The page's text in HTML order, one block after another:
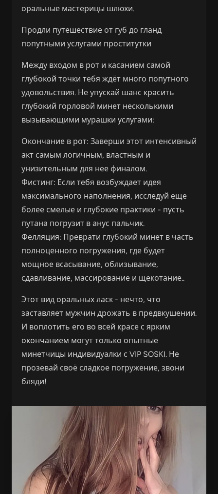
оральные мастерицы шлюхи.
Продли путешествие от губ до гланд
попутными услугами проститутки
Между входом в рот и касанием самой
глубокой точки тебя ждёт много попутного
удовольствия. Не упускай шанс красить
глубокий горловой минет несколькими
вызывающими мурашки услугами:
Окончание в рот: Заверши этот интенсивный
акт самым логичным, властным и
унизительным для нее финалом.
Фистинг: Если тебя возбуждает идея
максимального наполнения, исследуй еще
более смелые и глубокие практики - пусть
путана погрузит в анус пальчик.
Фелляция: Преврати глубокий минет в часть
полноценного погружения, где будет
мощное всасывание, облизывание,
сдавливание, массирование и щекотание..
Этот вид оральных ласк - нечто, что
заставляет мужчин дрожать в предвкушении.
И воплотить его во всей красе с ярким
окончанием могут только опытные
минетчицы индивидуалки с VIP SOSKI. Не
прозевай своё сладкое погружение, звони
бляди!